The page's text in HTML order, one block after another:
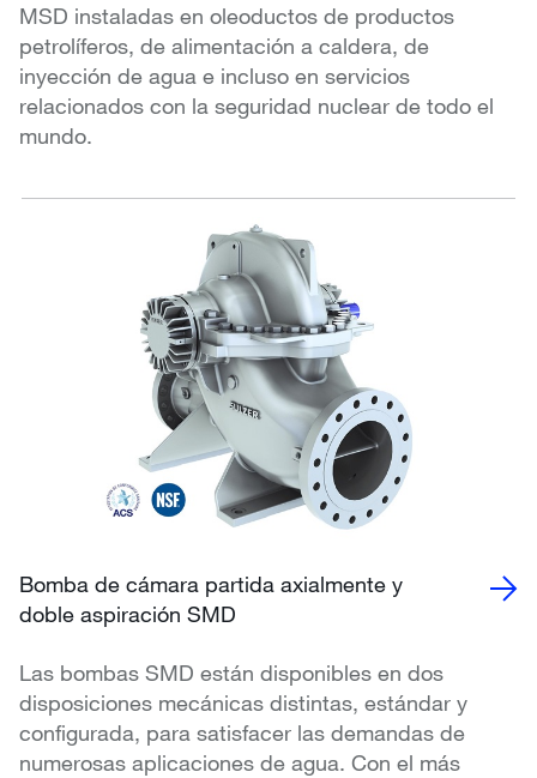
MSD instaladas en oleoductos de productos
petrolíferos, de alimentación a caldera, de
inyección de agua e incluso en servicios
relacionados con la seguridad nuclear de todo el
mundo.
Bomba de cámara partida axialmente y
doble aspiración SMD
Las bombas SMD están disponibles en dos
disposiciones mecánicas distintas, estándar y
configurada, para satisfacer las demandas de
numerosas aplicaciones de agua. Con el más